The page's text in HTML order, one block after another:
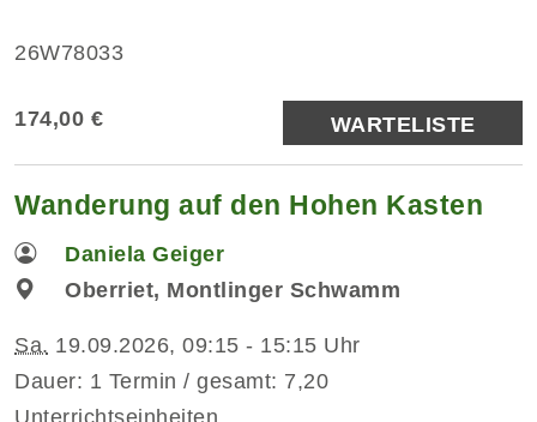
26W78033
174,00 € WARTELISTE
Wanderung auf den Hohen Kasten
Daniela Geiger
Oberriet, Montlinger Schwamm
Sa. 19.09.2026, 09:15 - 15:15 Uhr
Dauer: 1 Termin / gesamt: 7,20
Unterrichtseinheiten